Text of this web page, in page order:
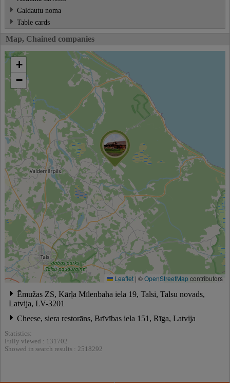
Galdautu noma
Table cards
Map, Chained companies
+
−
Leaflet | ©OpenStreetMapcontributors
Ēmužas ZS, Kārļa Mīlenbaha iela 19, Talsi, Talsu novads,
Latvija, LV-3201
Cheese, siera restorāns, Brīvības iela 151, Rīga, Latvija
Statistics:
Fully viewed : 131702
Showed in search results : 2518292